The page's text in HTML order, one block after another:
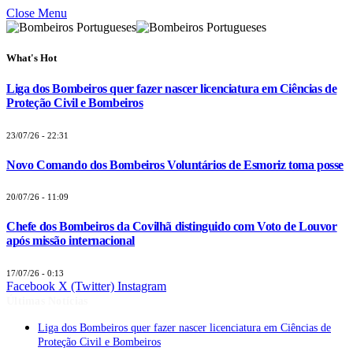
Close Menu
What's Hot
Liga dos Bombeiros quer fazer nascer licenciatura em Ciências de
Proteção Civil e Bombeiros
23/07/26 - 22:31
Novo Comando dos Bombeiros Voluntários de Esmoriz toma posse
20/07/26 - 11:09
Chefe dos Bombeiros da Covilhã distinguido com Voto de Louvor
após missão internacional
17/07/26 - 0:13
Facebook X (Twitter) Instagram
Liga dos Bombeiros quer fazer nascer licenciatura em Ciências de
Proteção Civil e Bombeiros